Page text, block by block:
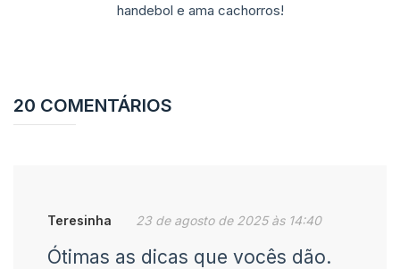
handebol e ama cachorros!
20 COMENTÁRIOS
Teresinha 23 de agosto de 2025 às 14:40
Ótimas as dicas que vocês dão.